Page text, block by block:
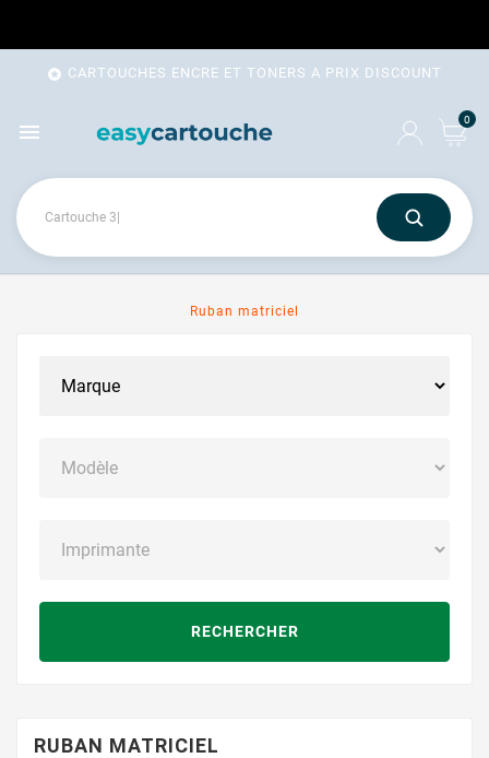
 CARTOUCHES ENCRE ET TONERS A PRIX DISCOUNT
 0
Ruban matriciel
RECHERCHER
RUBAN MATRICIEL